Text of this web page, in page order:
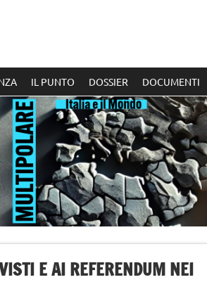
IL PUNTO DOSSIER DOCUMENTI
E AI REFERENDUM NEI